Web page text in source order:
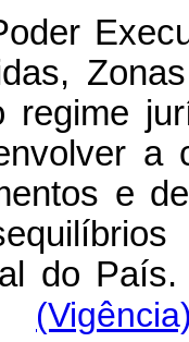
regime
a
e